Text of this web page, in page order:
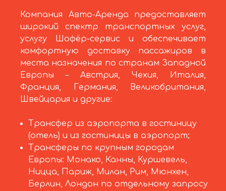
Компания Авто-Аренда предоставляет
широкий спектр транспортных услуг,
услугу Шофёр-сервис и обеспечивает
комфортную доставку пассажиров в
места назначения по странам Западной
Европы – Австрия, Чехия, Италия,
Франция, Германия, Великобритания,
Швейцария и другие:
Трансфер из аэропорта в гостиницу
(отель) и из гостиницы в аэропорт;
Трансферы по крупным городам
Европы: Монако, Канны, Куршевель,
Ницца, Париж, Милан, Рим, Мюнхен,
Берлин, Лондон по отдельному запросу